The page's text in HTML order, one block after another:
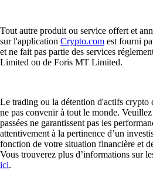
Tout autre produit ou service offert et
sur l'application Crypto.com est fourni
et ne fait pas partie des services
Limited ou de Foris MT Limited.
Le trading ou la détention d'actifs crypto
ne pas convenir à tout le monde.
passées ne garantissent pas les
attentivement à la pertinence d’un
fonction de votre situation financière et
Vous trouverez plus d’informations sur
ici.